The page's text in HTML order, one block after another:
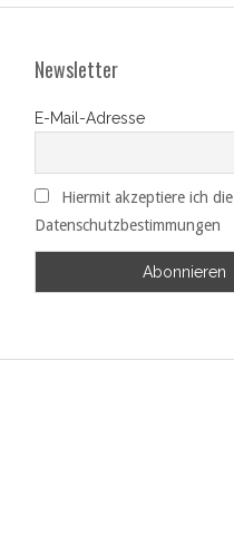
Newsletter
E-Mail-Adresse
Hiermit akzeptiere ich die
Datenschutzbestimmungen